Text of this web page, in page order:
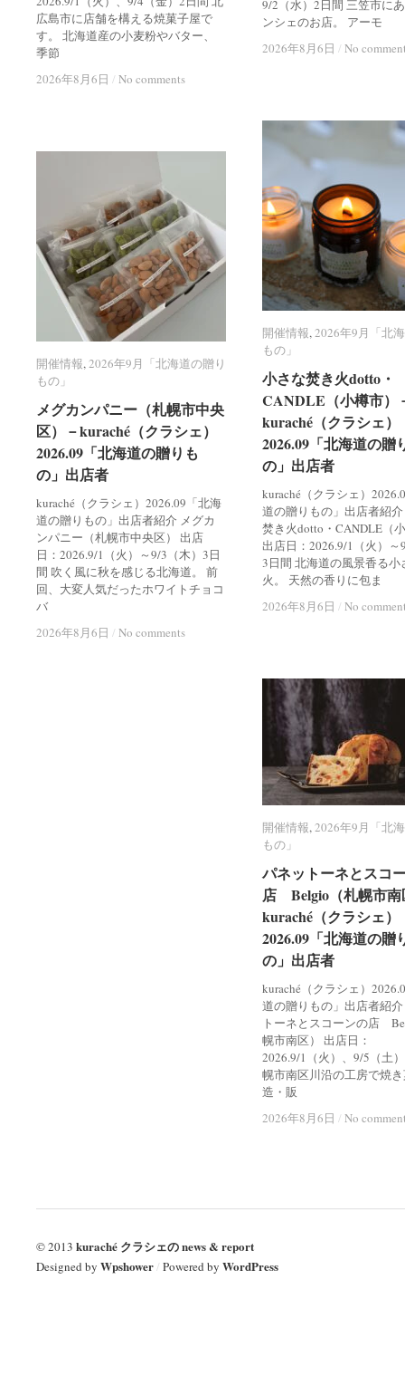
広島市に店舗を構える焼菓子屋で
す。 北海道産の小麦粉やバター、
季節
2026年8月6日 / No comments
2026年8月6日 / No comments
9/2（水）2日間 三笠市に
ンシェのお店。 アーモ
2026年8月6日 / No
2026年8月6日 / No
開催情報,2026年9月「北
もの」
小さな焚き火dotto・
CANDLE（小樽市）
kuraché（クラシェ）
2026.09「北海道の贈
の」出店者
kuraché（クラシェ）
道の贈りもの」出店者紹
焚き火dotto・CANDLE（
出店日：2026.9/1（火）～
3日間 北海道の風景香る小
火。 天然の香りに包ま
2026年8月6日 / No
開催情報 2026年9月「北
もの」
小さな焚き火dotto・
CANDLE（小樽市）
kuraché（クラシェ）
2026.09「北海道の贈
の」出店者
2026年8月6日 / No
開催情報,2026年9月「北海道の贈り
もの」
メグカンパニー（札幌市中央
区）－kuraché（クラシェ）
2026.09「北海道の贈りも
の」出店者
kuraché（クラシェ）2026.09「北海
道の贈りもの」出店者紹介 メグカ
ンパニー（札幌市中央区） 出店
日：2026.9/1（火）～9/3（木）3日
間 吹く風に秋を感じる北海道。 前
回、大変人気だったホワイトチョコ
バ
2026年8月6日 / No comments
開催情報 2026年9月「北海道の贈り
もの」
メグカンパニー（札幌市中央
区）－kuraché（クラシェ）
2026.09「北海道の贈りも
の」出店者
2026年8月6日 / No comments
開催情報,2026年9月「北
もの」
パネットーネとスコ
店 Belgio（札幌市南
kuraché（クラシェ）
2026.09「北海道の贈
の」出店者
kuraché（クラシェ）
道の贈りもの」出店者紹
トーネとスコーンの店
幌市南区） 出店日：
2026.9/1（火）、9/5（土
幌市南区川沿の工房で焼
造・販
2026年8月6日 / No
開催情報 2026年9月「北
もの」
パネットーネとスコ
店 Belgio（札幌市南
kuraché（クラシェ）
2026.09「北海道の贈
の」出店者
2026年8月6日 / No
© 2013 kuraché クラシェの news & report
Designed by Wpshower/ Powered by WordPress